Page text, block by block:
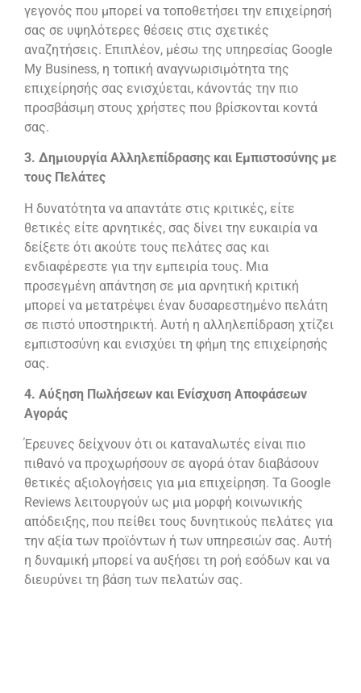
γεγονός που μπορεί να τοποθετήσει την επιχείρησή
σας σε υψηλότερες θέσεις στις σχετικές
αναζητήσεις. Επιπλέον, μέσω της υπηρεσίας Google
My Business, η τοπική αναγνωρισιμότητα της
επιχείρησής σας ενισχύεται, κάνοντάς την πιο
προσβάσιμη στους χρήστες που βρίσκονται κοντά
σας.
3. Δημιουργία Αλληλεπίδρασης και Εμπιστοσύνης με
τους Πελάτες
Η δυνατότητα να απαντάτε στις κριτικές, είτε
θετικές είτε αρνητικές, σας δίνει την ευκαιρία να
δείξετε ότι ακούτε τους πελάτες σας και
ενδιαφέρεστε για την εμπειρία τους. Μια
προσεγμένη απάντηση σε μια αρνητική κριτική
μπορεί να μετατρέψει έναν δυσαρεστημένο πελάτη
σε πιστό υποστηρικτή. Αυτή η αλληλεπίδραση χτίζει
εμπιστοσύνη και ενισχύει τη φήμη της επιχείρησής
σας.
4. Αύξηση Πωλήσεων και Ενίσχυση Αποφάσεων
Αγοράς
Έρευνες δείχνουν ότι οι καταναλωτές είναι πιο
πιθανό να προχωρήσουν σε αγορά όταν διαβάσουν
θετικές αξιολογήσεις για μια επιχείρηση. Τα Google
Reviews λειτουργούν ως μια μορφή κοινωνικής
απόδειξης, που πείθει τους δυνητικούς πελάτες για
την αξία των προϊόντων ή των υπηρεσιών σας. Αυτή
η δυναμική μπορεί να αυξήσει τη ροή εσόδων και να
διευρύνει τη βάση των πελατών σας.